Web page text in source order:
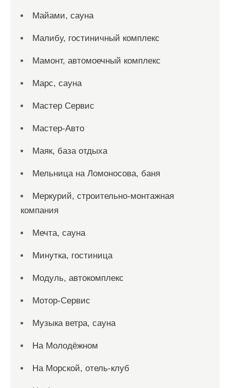
Майами, сауна
Малибу, гостиничный комплекс
Мамонт, автомоечный комплекс
Марс, сауна
Мастер Сервис
Мастер-Авто
Маяк, база отдыха
Мельница на Ломоносова, баня
Меркурий, строительно-монтажная
компания
Мечта, сауна
Минутка, гостиница
Модуль, автокомплекс
Мотор-Сервис
Музыка ветра, сауна
На Молодёжном
На Морской, отель-клуб